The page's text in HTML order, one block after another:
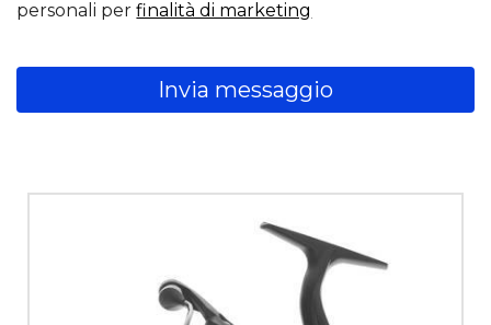
personali perfinalità di marketing
Invia messaggio